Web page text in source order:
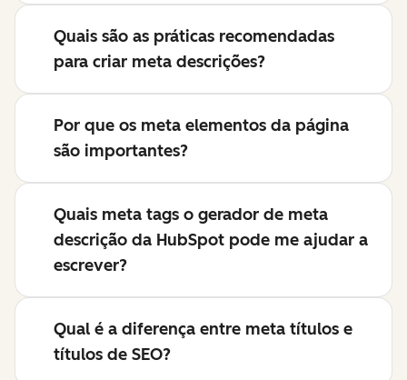
Quais são as práticas recomendadas
para criar meta descrições?
Por que os meta elementos da página
são importantes?
Quais meta tags o gerador de meta
descrição da HubSpot pode me ajudar a
escrever?
Qual é a diferença entre meta títulos e
títulos de SEO?